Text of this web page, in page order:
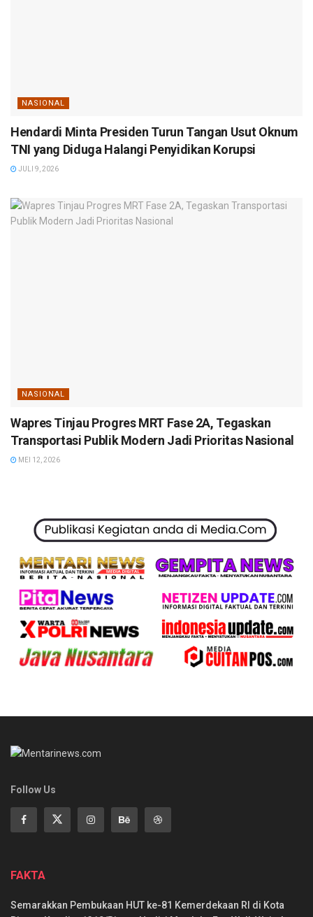
NASIONAL
Hendardi Minta Presiden Turun Tangan Usut Oknum
TNI yang Diduga Halangi Penyidikan Korupsi
JULI 9, 2026
NASIONAL
Wapres Tinjau Progres MRT Fase 2A, Tegaskan
Transportasi Publik Modern Jadi Prioritas Nasional
MEI 12, 2026
Follow Us
FAKTA
Semarakkan Pembukaan HUT ke-81 Kemerdekaan RI di Kota